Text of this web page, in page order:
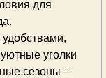
для
уголки
сезоны –